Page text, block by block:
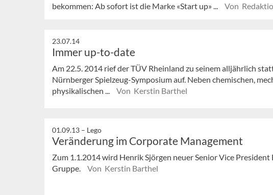
bekommen: Ab sofort ist die Marke «Start up» ...
Von
23.07.14
Immer up-to-date
Am 22.5. 2014 rief der TÜV Rheinland zu seinem alljährlich
Nürnberger Spielzeug-Symposium auf. Neben chemischen,
physikalischen ...
Von Kerstin Barthel
01.09.13 – Lego
Veränderung im Corporate Management
Zum 1.1.2014 wird Henrik Sjörgen neuer Senior Vice President
Gruppe.
Von Kerstin Barthel